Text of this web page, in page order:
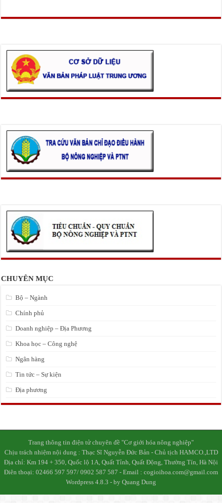
CHUYÊN MỤC
Bộ – Ngành
Chính phủ
Doanh nghiệp – Địa Phương
Khoa học – Công nghệ
Ngân hàng
Tin tức – Sự kiện
Địa phương
Trang thông tin điện tử chuyên đề "Cơ giới hóa nông nghiệp"
Chịu trách nhiệm nội dung : Thạc Sĩ Nguyễn Đức Bản - Chủ tịch HAMCO.,LTD
Địa chỉ: Km 194 + 350, Quốc lộ 1A, Quất Tỉnh, Quất Động, Thường Tín, Hà Nội
Điên thoại: 02466 597 597/ 0902 587 587 - Email : cogioihoa.com@gmail.com
Wordpress 4.8.3 - by Quang Dung